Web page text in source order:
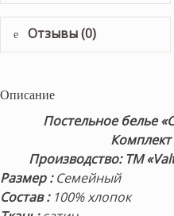
Отзывы (0)
Описание
Постельное белье
Производство: ТМ
Размер:Семейный
Состав: 100% хлопок